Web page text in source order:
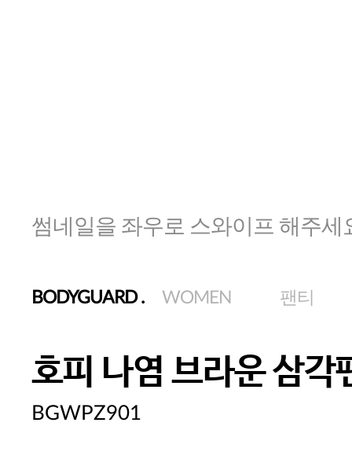
썸네일을 좌우로 스와이프 해주세
BODYGUARD. WOMEN 팬티
호피 나염 브라운 삼각
BGWPZ901